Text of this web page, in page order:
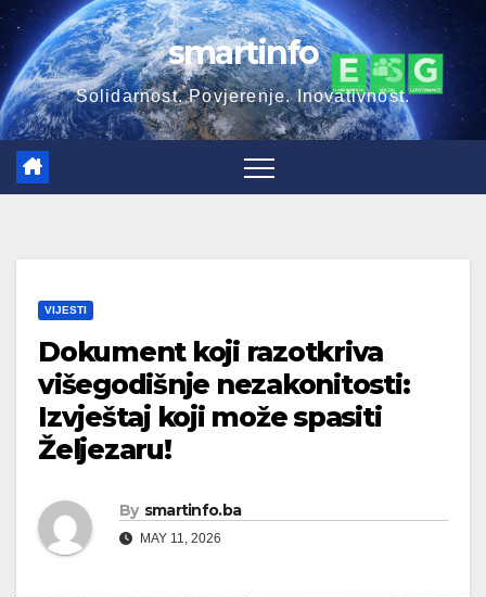
Skip
to
content
smartinfo
Solidarnost. Povjerenje. Inovativnost.
VIJESTI
Dokument koji razotkriva
višegodišnje nezakonitosti:
Izvještaj koji može spasiti
Željezaru!
By smartinfo.ba
MAY 11, 2026